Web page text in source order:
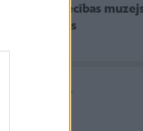
– Rakstniecības
kustoņus